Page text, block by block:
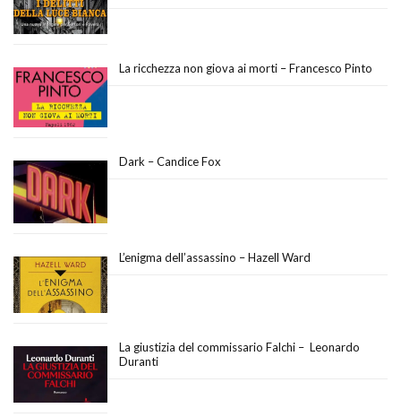
La ricchezza non giova ai morti – Francesco Pinto
Dark – Candice Fox
L’enigma dell’assassino – Hazell Ward
La giustizia del commissario Falchi – Leonardo
Duranti